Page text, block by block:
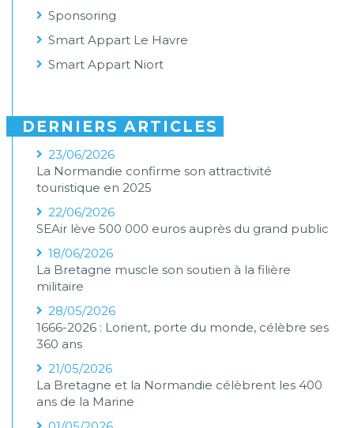
Sponsoring
Smart Appart Le Havre
Smart Appart Niort
DERNIERS ARTICLES
23/06/2026
La Normandie confirme son attractivité
touristique en 2025
22/06/2026
SEAir lève 500 000 euros auprès du grand public
18/06/2026
La Bretagne muscle son soutien à la filière
militaire
28/05/2026
1666-2026 : Lorient, porte du monde, célèbre ses
360 ans
21/05/2026
La Bretagne et la Normandie célèbrent les 400
ans de la Marine